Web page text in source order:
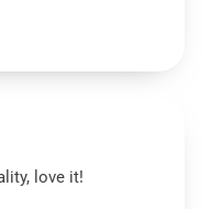
love it!